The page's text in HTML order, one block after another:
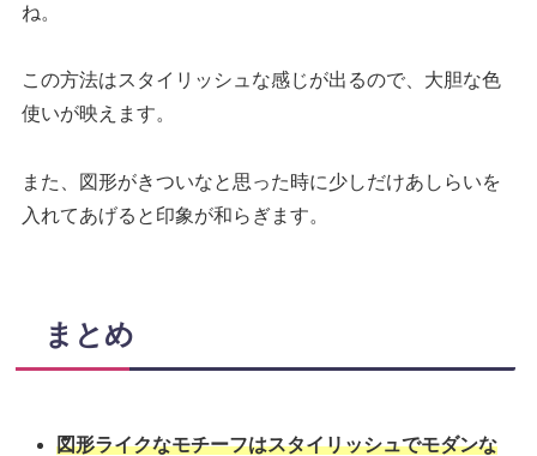
ね。
この方法はスタイリッシュな感じが出るので、大胆な色
使いが映えます。
また、図形がきついなと思った時に少しだけあしらいを
入れてあげると印象が和らぎます。
まとめ
図形ライクなモチーフはスタイリッシュでモダンな